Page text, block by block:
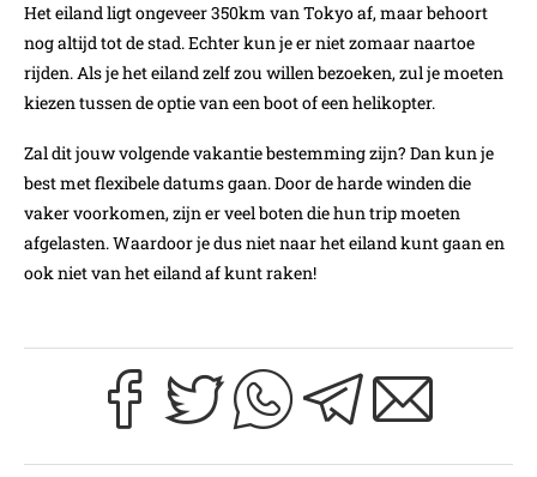
Het eiland ligt ongeveer 350km van Tokyo af, maar behoort
nog altijd tot de stad. Echter kun je er niet zomaar naartoe
rijden. Als je het eiland zelf zou willen bezoeken, zul je moeten
kiezen tussen de optie van een boot of een helikopter.
Zal dit jouw volgende vakantie bestemming zijn? Dan kun je
best met flexibele datums gaan. Door de harde winden die
vaker voorkomen, zijn er veel boten die hun trip moeten
afgelasten. Waardoor je dus niet naar het eiland kunt gaan en
ook niet van het eiland af kunt raken!